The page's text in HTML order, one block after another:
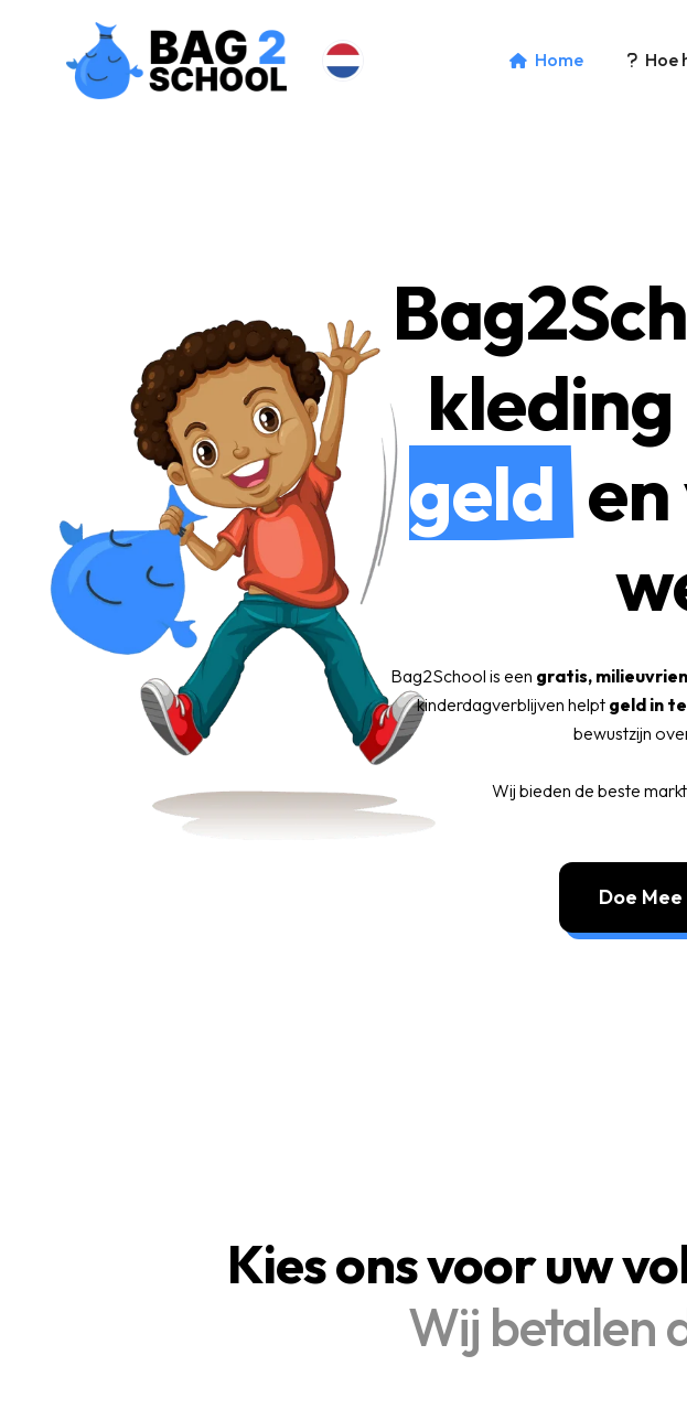
 Home ? Hoe
geld
Bag2School is een gratis,
kinderdagverblijven helpt geld in
bewustzijn
Wij bieden de beste
Doe Mee
Kies ons voor uw
Wij